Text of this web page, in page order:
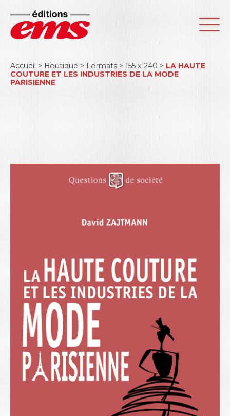
Accueil > Boutique > Formats > 155 x 240 > LA HAUTE
COUTURE ET LES INDUSTRIES DE LA MODE
PARISIENNE